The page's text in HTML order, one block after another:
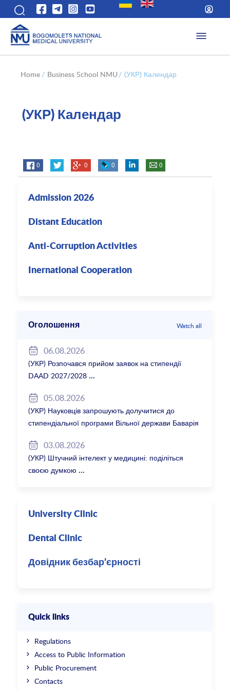
Home / Business School NMU/ (УКР) Календар
(УКР) Календар
0 0 0 0
Admission 2026
Distant Education
Anti-Corruption Activities
Inernational Cooperation
Оголошення Watch all
06.08.2026
(УКР) Розпочався прийом заявок на стипендії
DAAD 2027/2028
05.08.2026
(УКР) Науковців запрошують долучитися до
стипендіальної програми Вільної держави Баварія
03.08.2026
(УКР) Штучний інтелект у медицині: поділіться
своєю думкою
University Clinic
Dental Clinic
Довідник безбар’єрності
Quick links
Regulations
Access to Public Information
Public Procurement
Contacts